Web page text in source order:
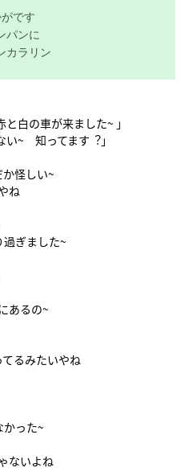
カラリン
白の車が来ました~ 」
い~ 知ってます︖」
怪しい~
ね
過ぎました~
あるの~
るみたいやね
かった~
ないよね